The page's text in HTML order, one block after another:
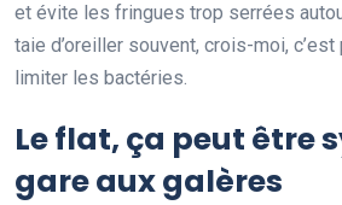
et évite les fringues trop serrées
taie d’oreiller souvent, crois-moi,
limiter les bactéries.
Le flat, ça peut être
gare aux galères